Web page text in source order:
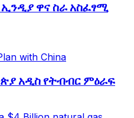
ዋና ስራ አስፈፃሚ
አዲስ የትብብር ምዕራፍ